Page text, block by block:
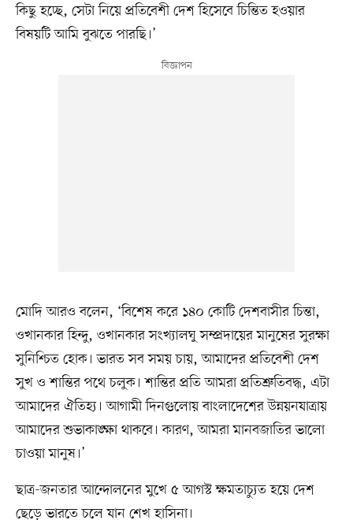
কিছু হচ্ছে, সেটা নিয়ে প্রতিবেশী দেশ হিসেবে চিন্তিত হওয়ার
বিষয়টি আমি বুঝতে পারছি।’
মোদি আরও বলেন, ‘বিশেষ করে ১৪০ কোটি দেশবাসীর চিন্তা,
ওখানকার হিন্দু, ওখানকার সংখ্যালঘু সম্প্রদায়ের মানুষের সুরক্ষা
সুনিশ্চিত হোক। ভারত সব সময় চায়, আমাদের প্রতিবেশী দেশ
সুখ ও শান্তির পথে চলুক। শান্তির প্রতি আমরা প্রতিশ্রুতিবদ্ধ, এটা
আমাদের ঐতিহ্য। আগামী দিনগুলোয় বাংলাদেশের উন্নয়নযাত্রায়
আমাদের শুভাকাঙ্ক্ষা থাকবে। কারণ, আমরা মানবজাতির ভালো
চাওয়া মানুষ।’
ছাত্র-জনতার আন্দোলনের মুখে ৫ আগস্ট ক্ষমতাচ্যুত হয়ে দেশ
ছেড়ে ভারতে চলে যান শেখ হাসিনা।